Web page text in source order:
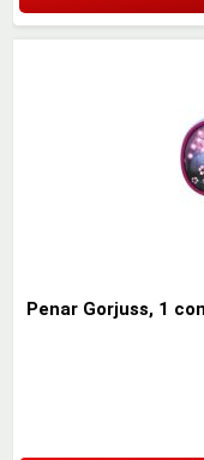
Penar Gorjuss, 1